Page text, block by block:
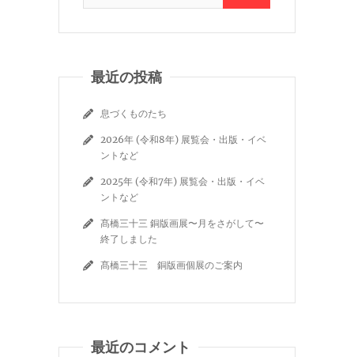
最近の投稿
息づくものたち
2026年 (令和8年) 展覧会・出版・イベ
ントなど
2025年 (令和7年) 展覧会・出版・イベ
ントなど
髙橋三十三 銅版画展〜月をさがして〜
終了しました
髙橋三十三 銅版画個展のご案内
最近のコメント